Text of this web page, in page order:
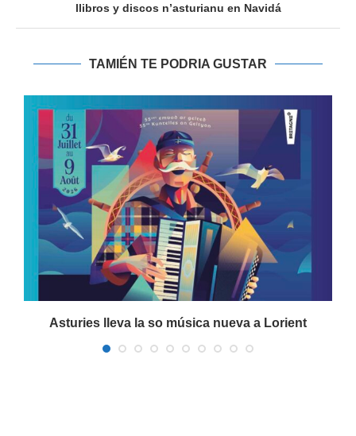
llibros y discos n’asturianu en Navidá
TAMIÉN TE PODRIA GUSTAR
Asturies lleva la so música nueva a Lorient